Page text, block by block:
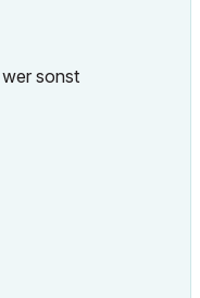
wer sonst